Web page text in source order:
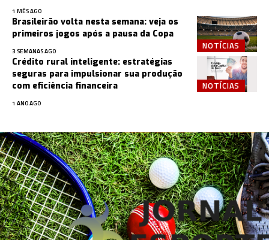
1 MÊS AGO
NOTÍCIAS
Brasileirão volta nesta semana: veja os
primeiros jogos após a pausa da Copa
3 SEMANAS AGO
NOTÍCIAS
Crédito rural inteligente: estratégias
seguras para impulsionar sua produção
com eficiência financeira
1 ANO AGO